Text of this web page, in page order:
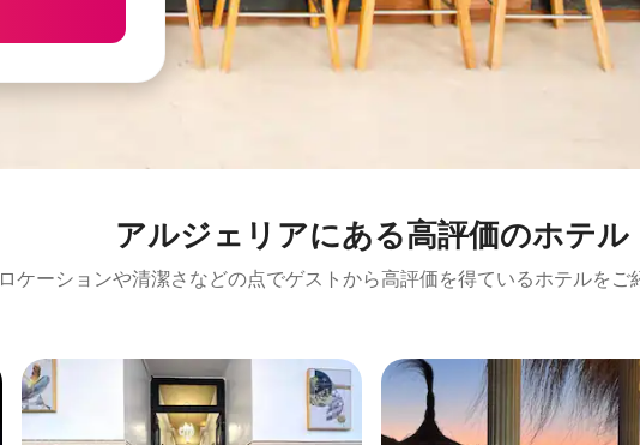
アルジェリアにある高⁠評⁠価⁠のホ⁠テ⁠ル
ロケーションや清潔さなどの点でゲストから高評価を得ているホテルをご